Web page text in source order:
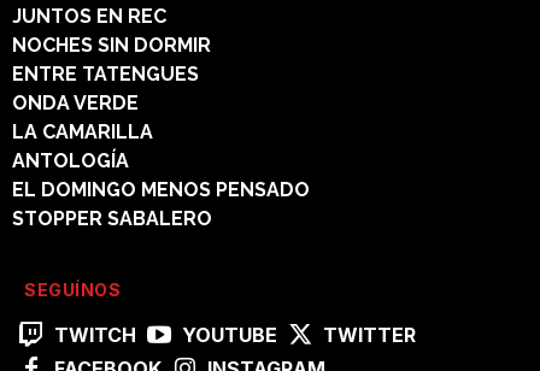
JUNTOS EN REC
NOCHES SIN DORMIR
ENTRE TATENGUES
ONDA VERDE
LA CAMARILLA
ANTOLOGÍA
EL DOMINGO MENOS PENSADO
STOPPER SABALERO
SEGUÍNOS
TWITCH YOUTUBE
TWITTER